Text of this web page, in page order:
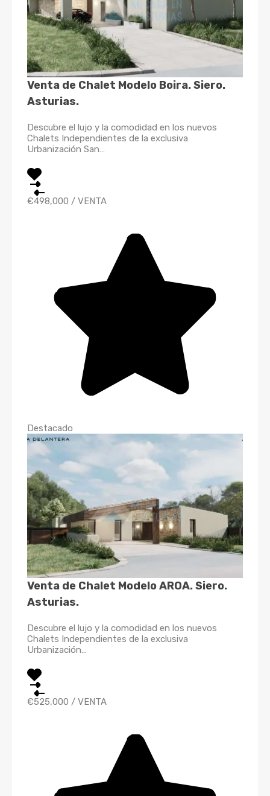
Venta de Chalet Modelo Boira. Siero.
Asturias.
Descubre el lujo y la comodidad en los nuevos
Chalets Independientes de la exclusiva
Urbanización San…
€498,000 / VENTA
Destacado
Venta de Chalet Modelo AROA. Siero.
Asturias.
Descubre el lujo y la comodidad en los nuevos
Chalets Independientes de la exclusiva
Urbanización…
€525,000 / VENTA